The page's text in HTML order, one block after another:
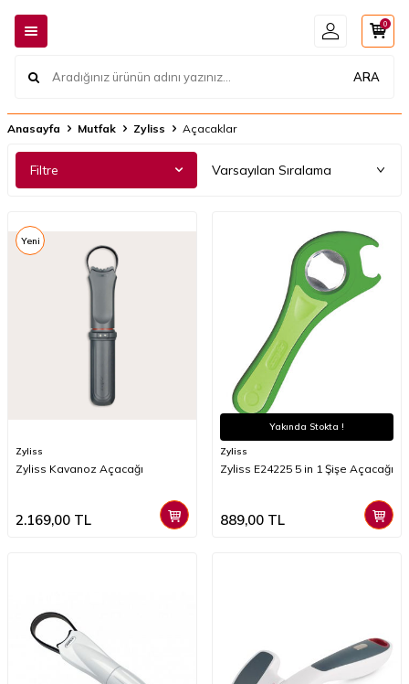
ARA
0
Anasayfa Mutfak Zyliss Açacaklar
Filtre
Yeni
Zyliss
Zyliss Kavanoz Açacağı
2.169,00 TL
Yakında Stokta !
Zyliss
Zyliss E24225 5 in 1 Şişe Açacağı
889,00 TL